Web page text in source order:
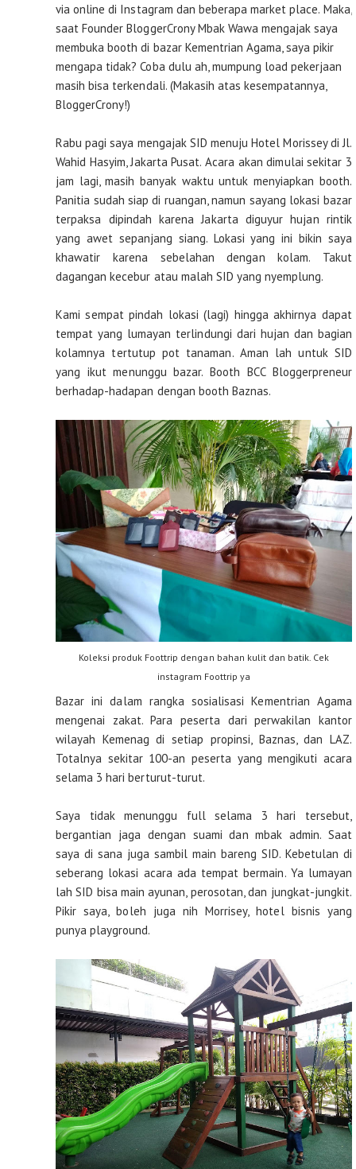
via online di Instagram dan beberapa market place. Maka,
saat Founder BloggerCrony Mbak Wawa mengajak saya
membuka booth di bazar Kementrian Agama, saya pikir
mengapa tidak? Coba dulu ah, mumpung load pekerjaan
masih bisa terkendali. (Makasih atas kesempatannya,
BloggerCrony!)
Rabu pagi saya mengajak SID menuju Hotel Morissey di Jl.
Wahid Hasyim, Jakarta Pusat. Acara akan dimulai sekitar 3
jam lagi, masih banyak waktu untuk menyiapkan booth.
Panitia sudah siap di ruangan, namun sayang lokasi bazar
terpaksa dipindah karena Jakarta diguyur hujan rintik
yang awet sepanjang siang. Lokasi yang ini bikin saya
khawatir karena sebelahan dengan kolam. Takut
dagangan kecebur atau malah SID yang nyemplung.
Kami sempat pindah lokasi (lagi) hingga akhirnya dapat
tempat yang lumayan terlindungi dari hujan dan bagian
kolamnya tertutup pot tanaman. Aman lah untuk SID
yang ikut menunggu bazar. Booth BCC Bloggerpreneur
berhadap-hadapan dengan booth Baznas.
Koleksi produk Foottrip dengan bahan kulit dan batik. Cek
instagram Foottrip ya
Bazar ini dalam rangka sosialisasi Kementrian Agama
mengenai zakat. Para peserta dari perwakilan kantor
wilayah Kemenag di setiap propinsi, Baznas, dan LAZ.
Totalnya sekitar 100-an peserta yang mengikuti acara
selama 3 hari berturut-turut.
Saya tidak menunggu full selama 3 hari tersebut,
bergantian jaga dengan suami dan mbak admin. Saat
saya di sana juga sambil main bareng SID. Kebetulan di
seberang lokasi acara ada tempat bermain. Ya lumayan
lah SID bisa main ayunan, perosotan, dan jungkat-jungkit.
Pikir saya, boleh juga nih Morrisey, hotel bisnis yang
punya playground.